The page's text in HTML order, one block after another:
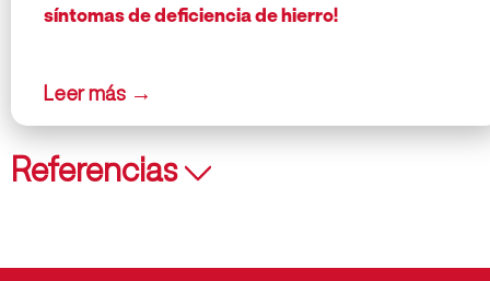
síntomas de deficiencia de hierro!
Referencias